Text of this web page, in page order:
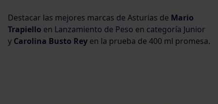
Destacar las mejores marcas de Asturias de Mario
Trapiello en Lanzamiento de Peso en categoría Junior
y Carolina Busto Rey en la prueba de 400 ml promesa.